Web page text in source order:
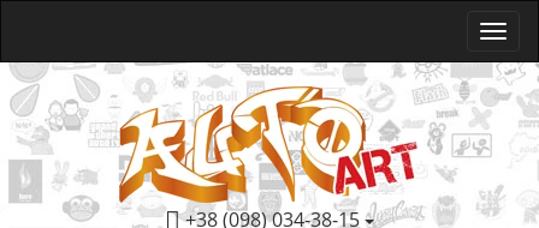
+38 (098) 034-38-15